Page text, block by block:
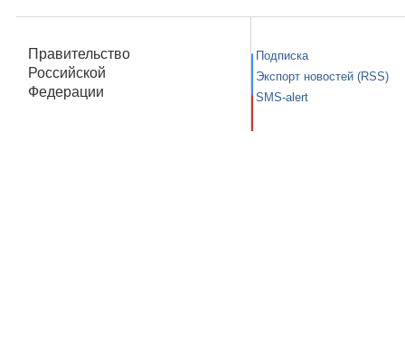
Правительство
Российской
Федерации
Подписка
Экспорт новостей (RSS)
SMS-alert